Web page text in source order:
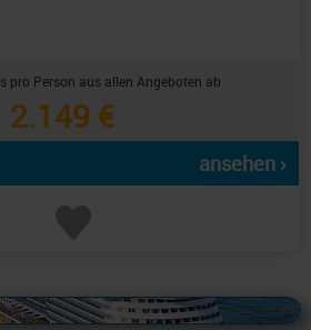
pro Person aus allen Angeboten ab
2.149 €
ansehen ›
©AIDAcruises